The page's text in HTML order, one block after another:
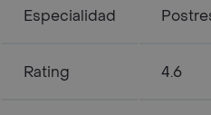
Especialidad
Rating 4.6